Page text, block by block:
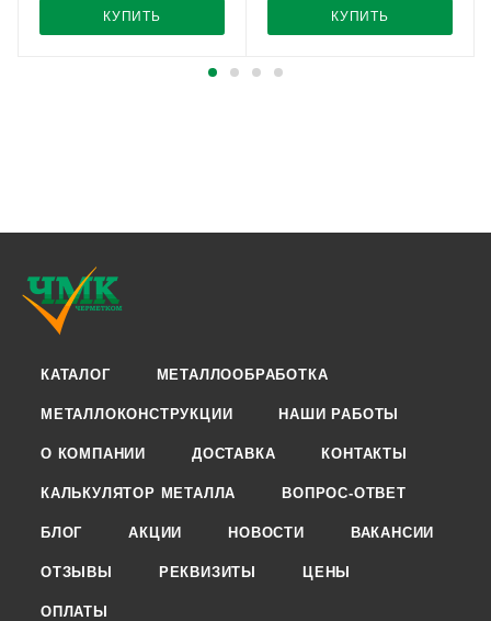
КУПИТЬ КУПИТЬ
КАТАЛОГ МЕТАЛЛООБРАБОТКА
МЕТАЛЛОКОНСТРУКЦИИ НАШИ РАБОТЫ
О КОМПАНИИ ДОСТАВКА КОНТАКТЫ
КАЛЬКУЛЯТОР МЕТАЛЛА ВОПРОС-ОТВЕТ
БЛОГ АКЦИИ НОВОСТИ ВАКАНСИИ
ОТЗЫВЫ РЕКВИЗИТЫ ЦЕНЫ
ОПЛАТЫ